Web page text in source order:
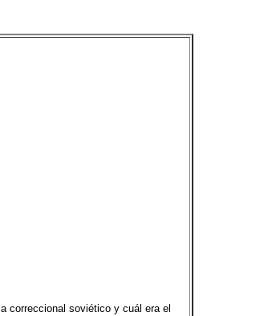
correccional soviético y cuál era el